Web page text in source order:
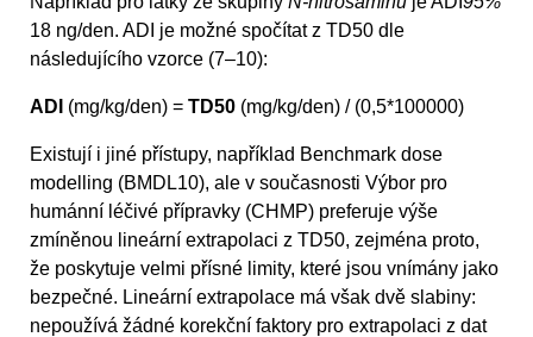
18 ng/den. ADI je možné spočítat z TD50 dle
následujícího vzorce (7–10):
ADI (mg/kg/den) = TD50 (mg/kg/den) / (0,5*100000)
Existují i jiné přístupy, například Benchmark dose
modelling (BMDL10), ale v současnosti Výbor pro
humánní léčivé přípravky (CHMP) preferuje výše
zmíněnou lineární extrapolaci z TD50, zejména proto,
že poskytuje velmi přísné limity, které jsou vnímány jako
bezpečné. Lineární extrapolace má však dvě slabiny:
nepoužívá žádné korekční faktory pro extrapolaci z dat